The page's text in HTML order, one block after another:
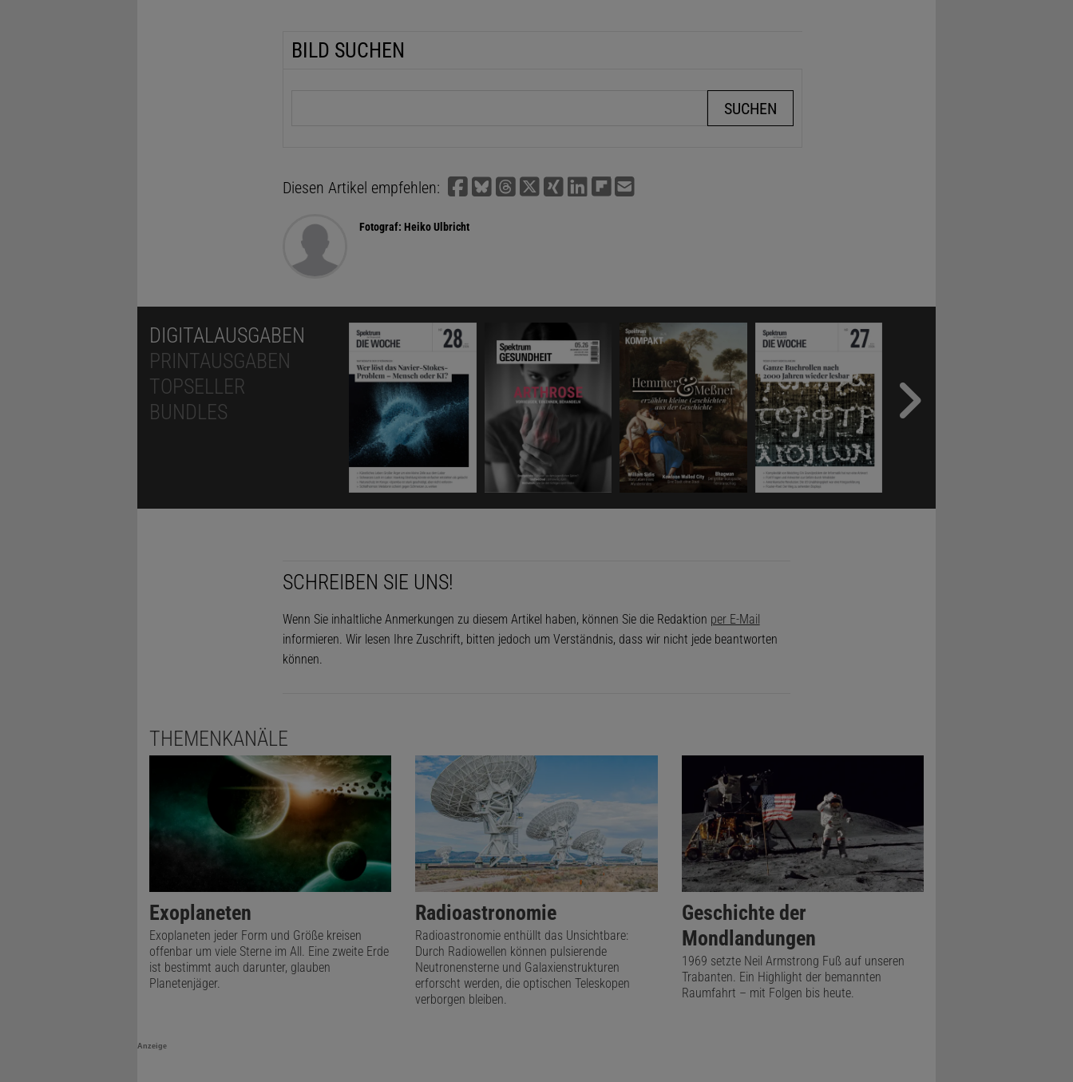
BILD SUCHEN
Diesen Artikel empfehlen:
Fotograf: Heiko Ulbricht
DIGITALAUSGABEN
PRINTAUSGABEN
TOPSELLER
BUNDLES
SCHREIBEN SIE UNS!
Wenn Sie inhaltliche Anmerkungen zu diesem Artikel haben, können Sie die Redaktion per E-Mail
informieren. Wir lesen Ihre Zuschrift, bitten jedoch um Verständnis, dass wir nicht jede beantworten
können.
THEMENKANÄLE
Exoplaneten
Exoplaneten jeder Form und Größe kreisen
offenbar um viele Sterne im All. Eine zweite Erde
ist bestimmt auch darunter, glauben
Planetenjäger.
Radioastronomie
Radioastronomie enthüllt das Unsichtbare:
Durch Radiowellen können pulsierende
Neutronensterne und Galaxienstrukturen
erforscht werden, die optischen Teleskopen
verborgen bleiben.
Geschichte der
Mondlandungen
1969 setzte Neil Armstrong Fuß auf unseren
Trabanten. Ein Highlight der bemannten
Raumfahrt – mit Folgen bis heute.
Anzeige